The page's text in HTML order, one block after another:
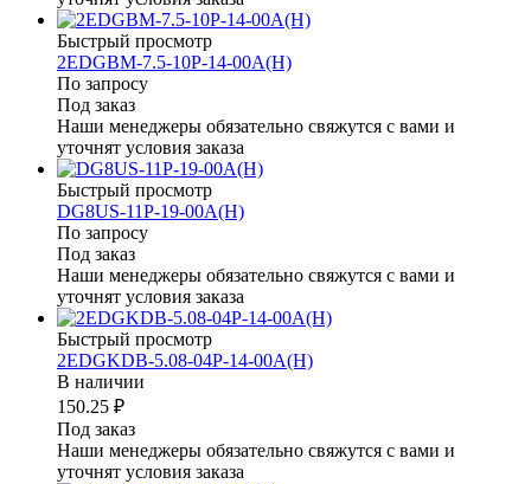
Быстрый просмотр
2EDGBM-7.5-10P-14-00A(H)
По запросу
Под заказ
Наши менеджеры обязательно свяжутся с вами и
уточнят условия заказа
Быстрый просмотр
DG8US-11P-19-00A(H)
По запросу
Под заказ
Наши менеджеры обязательно свяжутся с вами и
уточнят условия заказа
Быстрый просмотр
2EDGKDB-5.08-04P-14-00A(H)
В наличии
150.25 ₽
Под заказ
Наши менеджеры обязательно свяжутся с вами и
уточнят условия заказа